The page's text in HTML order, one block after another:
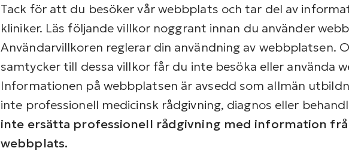
Tack för att du besöker vår webbplats och tar del av
kliniker. Läs följande villkor noggrant innan du använder
Användarvillkoren reglerar din användning av webbplatsen.
samtycker till dessa villkor får du inte besöka eller använda
Informationen på webbplatsen är avsedd som allmän
inte professionell medicinsk rådgivning, diagnos eller
inte ersätta professionell rådgivning med information
webbplats.